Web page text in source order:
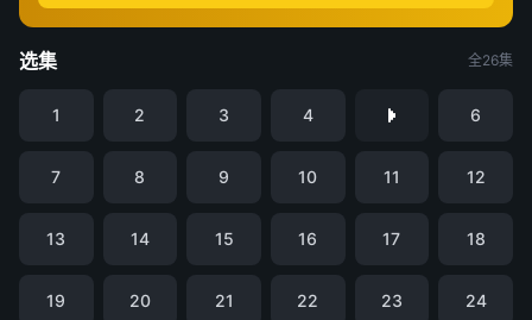
选集 全26集
1 2 3 4 6
7 8 9 10 11 12
13 14 15 16 17 18
19 20 21 22 23 24